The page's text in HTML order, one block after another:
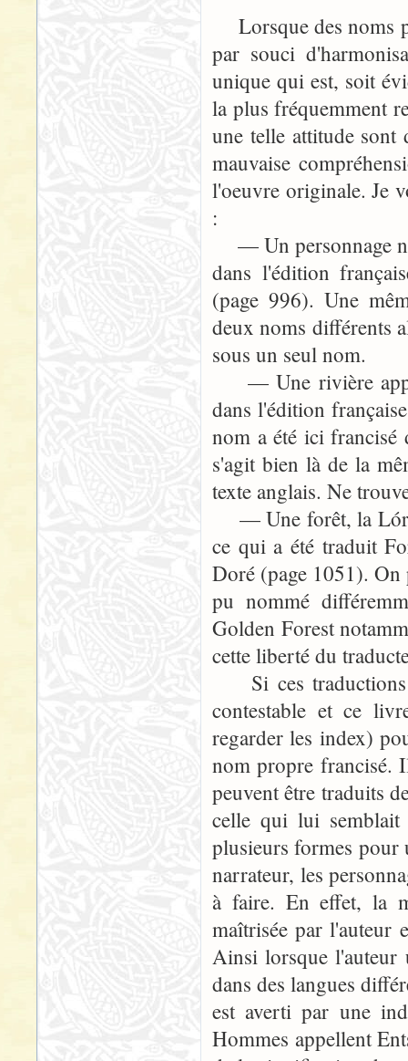
Lorsque des noms
par souci
unique qui est, soit
la plus fréquemment
une telle attitude sont
mauvaise
l'oeuvre originale. Je
:
— Un personnage
dans l'édition
(page 996). Une
deux noms différents
sous un seul nom.
— Une rivière
dans l'édition
nom a été ici francisé
s'agit bien là de la
texte anglais. Ne
— Une forêt, la
ce qui a été traduit
Doré (page 1051). On
pu nommé
Golden Forest
cette liberté du
Si ces traductions
contestable et ce
regarder les index)
nom propre francisé.
peuvent être traduits
celle qui lui
plusieurs formes pour
narrateur, les
à faire. En effet, la
maîtrisée par l'auteur
Ainsi lorsque l'auteur
dans des langues
est averti par une
Hommes appellent